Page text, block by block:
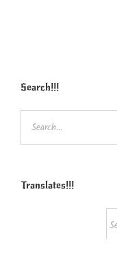
Search!!!
Search
Translates!!!